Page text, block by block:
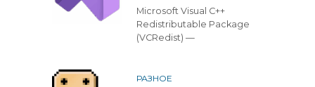
Microsoft Visual C++
Redistributable Package
(VCRedist) —
РАЗНОЕ